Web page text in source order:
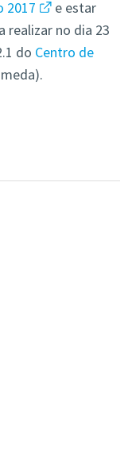
2017
e estar
realizar no dia 23
do Centro de